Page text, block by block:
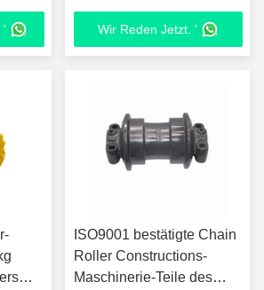
'
65T
Wir Reden Jetzt. '
ISO9001 bestätigte Chain
Roller Constructions-
Maschinerie-Teile des